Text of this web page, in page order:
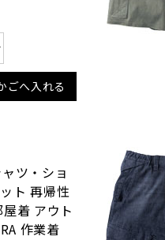
ごへ入れる
ツ・ショ
ト 再帰性
着 アウト
作業着